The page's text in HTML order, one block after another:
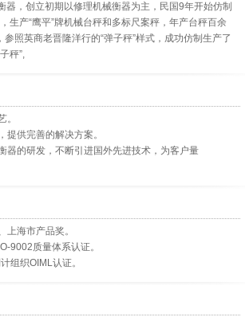
器，创立初期以修理机械衡器为主，民国9年开始仿制
生产“鹰平”牌机械台秤和多标尺案秤，年产台秤百余
参照英商老晋隆洋行的“弹子秤”样式，成功仿制生产了
秤”,
。
提供完善的解决方案。
器的研发，不断引进国外先进技术，为客户量
上海市产品奖。
9002质量体系认证。
组织OIML认证。